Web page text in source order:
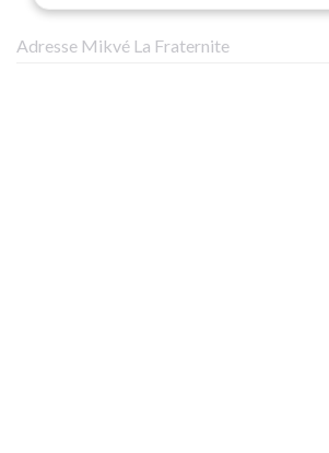
Adresse Mikvé La Fraternite